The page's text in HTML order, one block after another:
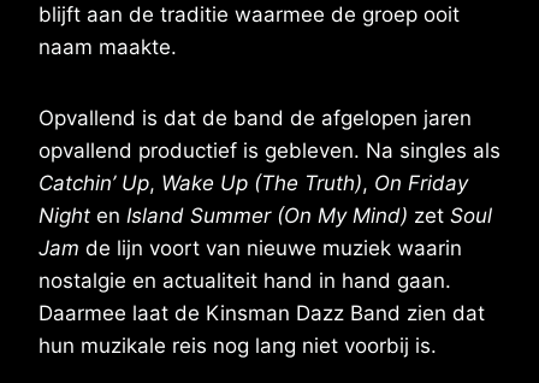
blijft aan de traditie waarmee de groep ooit
naam maakte.
Opvallend is dat de band de afgelopen jaren
opvallend productief is gebleven. Na singles als
Catchin’ Up, Wake Up (The Truth), On Friday
Night en Island Summer (On My Mind) zet Soul
Jam de lijn voort van nieuwe muziek waarin
nostalgie en actualiteit hand in hand gaan.
Daarmee laat de Kinsman Dazz Band zien dat
hun muzikale reis nog lang niet voorbij is.